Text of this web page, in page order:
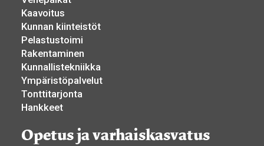
Kaavoitus
Kunnan kiinteistöt
Pelastustoimi
Rakentaminen
Kunnallistekniikka
Ympäristöpalvelut
Tonttitarjonta
Hankkeet
Opetus ja varhaiskasvatus